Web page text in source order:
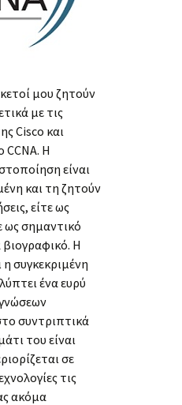
μου ζητούν
με τις
Cisco και
CCNA. Η
είναι
και τη ζητούν
είτε ως
ως σημαντικό
Η
η συγκεκριμένη
ένα ευρύ
συντριπτικά
του είναι
σε
τις
ακόμα